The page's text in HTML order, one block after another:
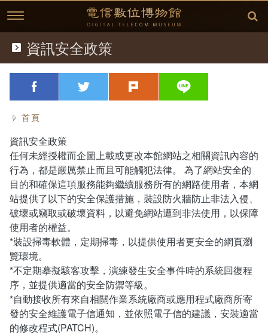
跳
到
主
要
典藏文物
歷史文獻
歷史影片
臺灣電信發展
故事開始
(1877)台灣電信的開始
(1897)台灣開始使用電話
(1945)克難的年代
(1950)供不應求
(1960)跨入太空通信
延伸閱讀
相關資訊
桌布下載
學習單
相關網站
延伸文章
中華電信故事專區
方賢齊先生簡介
方賢齊先生簡介
方賢齊先生大事記
著作清單
資訊安全政策
略過字型切換，社群分享工具列
facebook twitter plurk
首頁
資訊安全政策
任何未經授權而企圖上載或更改本館網站之相關資訊內容的
行為，都是嚴厲禁止而且可能觸犯法律。 為了網站安全的
目的和確保這項服務能夠繼續服務所有的網路使用者，本網
站提供了以下的安全保護措施，裝設防火牆防止非法入侵、
破壞或竊取或破壞資料，以避免網站遭到非法使用，以保障
使用者的權益。
*裝設掃毒軟體，定期掃毒，以提供使用者更安全的網頁瀏
覽環境。
*不定期摹擬駭客攻擊，演練發生安全事件時的系統回復程
序，並提供適當的安全防禦等級。
*自動接收所有來自相關作業系統廠商或應用程式廠商所寄
發的安全維護電子信通知，並依照電子信的建議，安裝適當
的修改程式(PATCH)。